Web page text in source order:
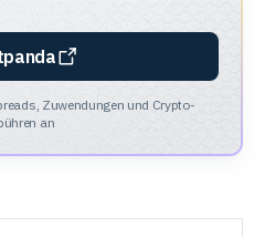
Zuwendungen und Crypto-
an